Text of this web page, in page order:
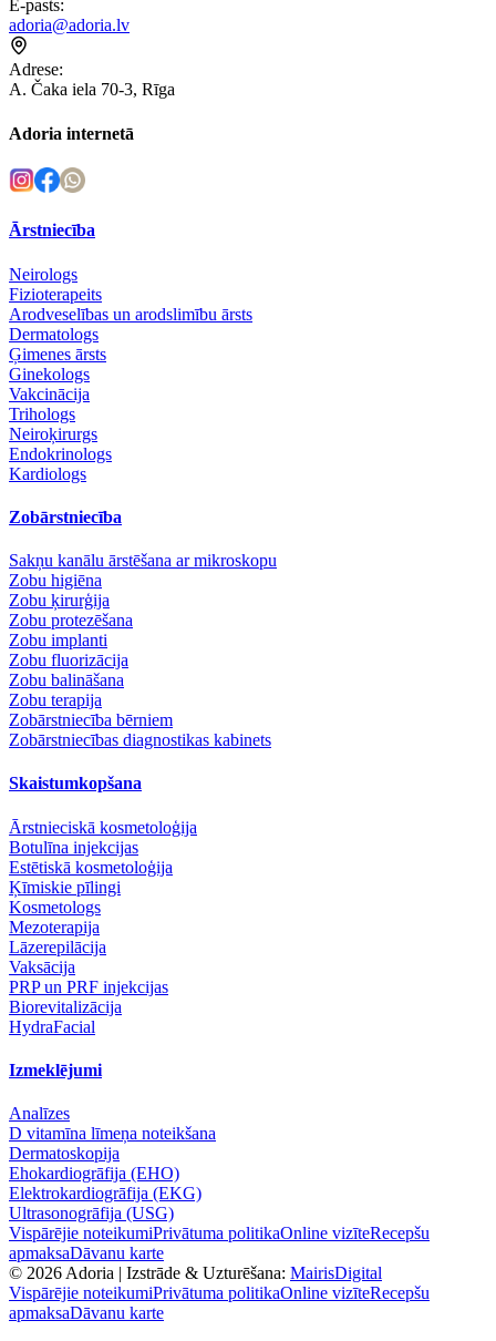
E-pasts:
adoria@adoria.lv
Adrese:
A. Čaka iela 70-3, Rīga
Adoria internetā
Ārstniecība
Neirologs
Fizioterapeits
Arodveselības un arodslimību ārsts
Dermatologs
Ģimenes ārsts
Ginekologs
Vakcinācija
Trihologs
Neiroķirurgs
Endokrinologs
Kardiologs
Zobārstniecība
Sakņu kanālu ārstēšana ar mikroskopu
Zobu higiēna
Zobu ķirurģija
Zobu protezēšana
Zobu implanti
Zobu fluorizācija
Zobu balināšana
Zobu terapija
Zobārstniecība bērniem
Zobārstniecības diagnostikas kabinets
Skaistumkopšana
Ārstnieciskā kosmetoloģija
Botulīna injekcijas
Estētiskā kosmetoloģija
Ķīmiskie pīlingi
Kosmetologs
Mezoterapija
Lāzerepilācija
Vaksācija
PRP un PRF injekcijas
Biorevitalizācija
HydraFacial
Izmeklējumi
Analīzes
D vitamīna līmeņa noteikšana
Dermatoskopija
Ehokardiogrāfija (EHO)
Elektrokardiogrāfija (EKG)
Ultrasonogrāfija (USG)
Vispārējie noteikumiPrivātuma politikaOnline vizīteRecepšu
apmaksaDāvanu karte
© 2026 Adoria | Izstrāde & Uzturēšana: MairisDigital
Vispārējie noteikumiPrivātuma politikaOnline vizīteRecepšu
apmaksaDāvanu karte